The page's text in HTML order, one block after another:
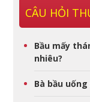
CÂU HỎI
Bầu mấy
nhiêu?
Bà bầu